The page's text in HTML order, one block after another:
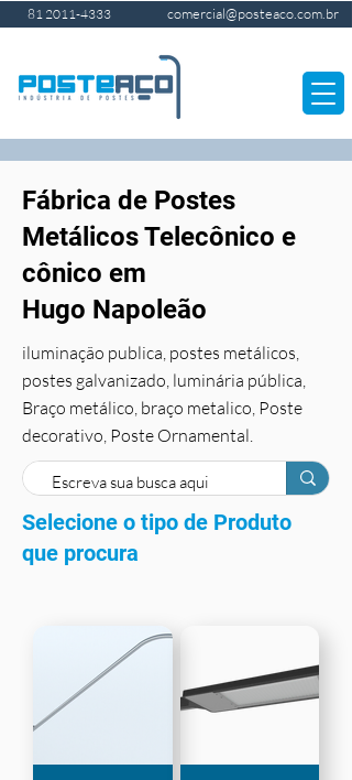
81 2011-4333 comercial@posteaco.com.br
Fábrica de Postes
Metálicos Telecônico e
cônico em
Hugo Napoleão
iluminação publica, postes metálicos,
postes galvanizado, luminária pública,
Braço metálico, braço metalico, Poste
decorativo, Poste Ornamental.
Selecione o tipo de Produto
que procura